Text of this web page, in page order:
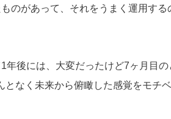
のがあって、それをうまく運用す
年後には、大変だったけど7ヶ月目
なく未来から俯瞰した感覚をモチ